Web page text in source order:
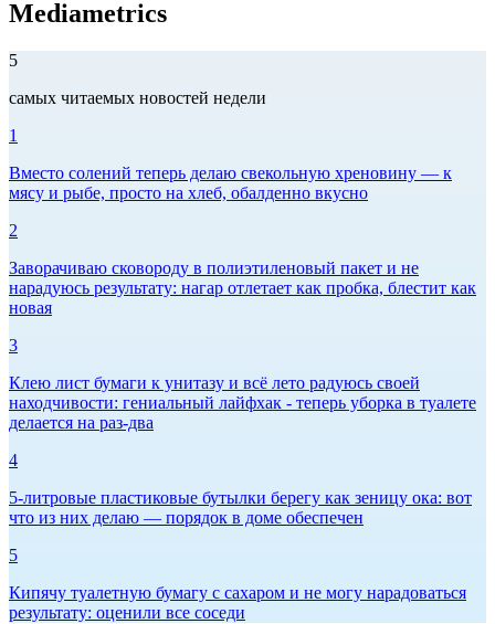
Mediametrics
5
самых читаемых новостей недели
1
Вместо солений теперь делаю свекольную хреновину — к
мясу и рыбе, просто на хлеб, обалденно вкусно
2
Заворачиваю сковороду в полиэтиленовый пакет и не
нарадуюсь результату: нагар отлетает как пробка, блестит как
новая
3
Клею лист бумаги к унитазу и всё лето радуюсь своей
находчивости: гениальный лайфхак - теперь уборка в туалете
делается на раз-два
4
5-литровые пластиковые бутылки берегу как зеницу ока: вот
что из них делаю — порядок в доме обеспечен
5
Кипячу туалетную бумагу с сахаром и не могу нарадоваться
результату: оценили все соседи